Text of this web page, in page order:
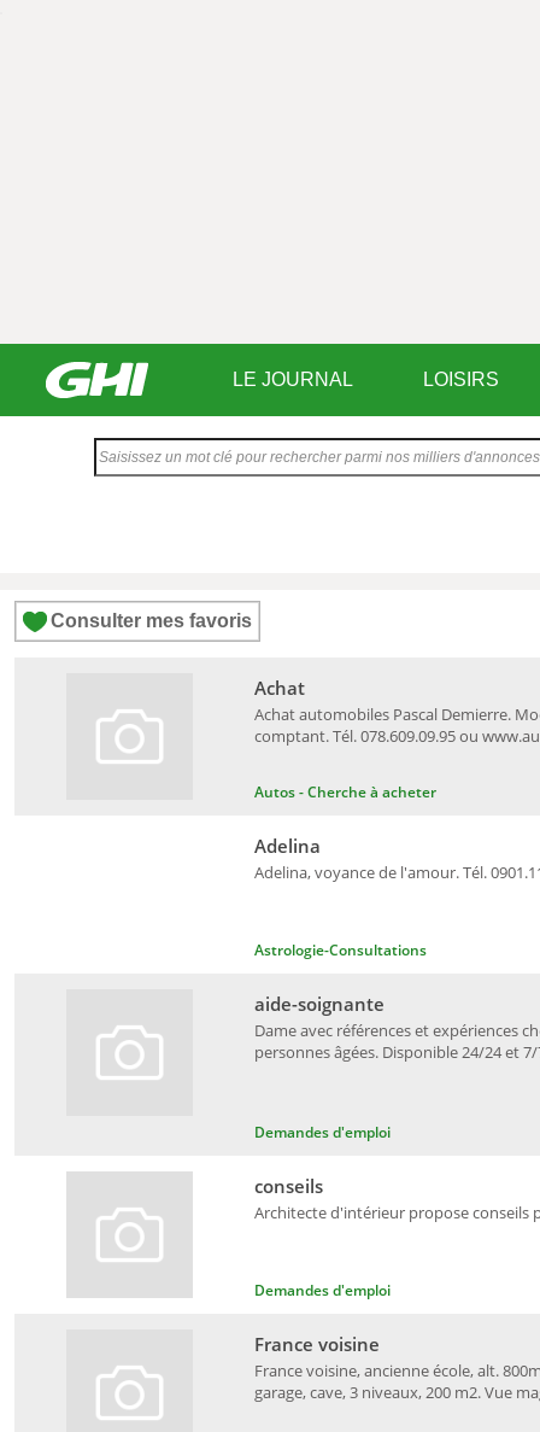
LE JOURNAL LOISIRS
Consulter mes favoris
Autos - Cherche à acheter
Achat automobiles Pascal Demierre.
comptant. Tél. 078.609.09.95 ou
Achat
Astrologie-Consultations
Adelina, voyance de l'amour. Tél.
Adelina
Demandes d'emploi
Dame avec références et expériences
personnes âgées. Disponible 24/24 et 7/
aide-soignante
Demandes d'emploi
Architecte d'intérieur propose conseils
conseils
France voisine, ancienne école, alt.
garage, cave, 3 niveaux, 200 m2. Vue
France voisine